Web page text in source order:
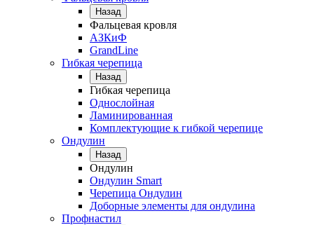
Назад
Фальцевая кровля
АЗКиФ
GrandLine
Гибкая черепица
Назад
Гибкая черепица
Однослойная
Ламинированная
Комплектующие к гибкой черепице
Ондулин
Назад
Ондулин
Ондулин Smart
Черепица Ондулин
Доборные элементы для ондулина
Профнастил